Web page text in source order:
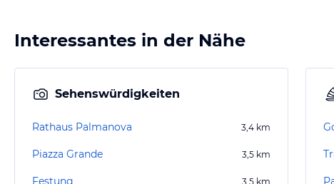
Interessantes in der Nähe
Sehenswürdigkeiten
Rathaus Palmanova 3,4 km
Piazza Grande 3,5 km
Festung 3,5 km